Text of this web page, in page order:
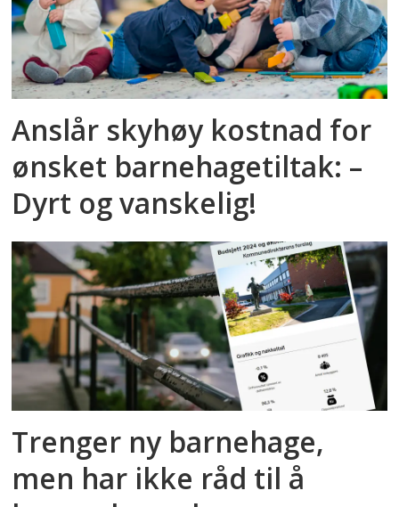
Anslår skyhøy kostnad for
ønsket barnehagetiltak: –
Dyrt og vanskelig!
Trenger ny barnehage,
men har ikke råd til å